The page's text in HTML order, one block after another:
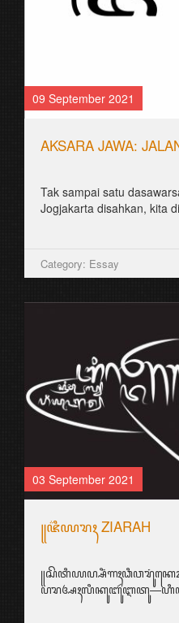
09 September 2021
AKSARA JAWA:
Tak sampai satu
Jogjakarta disahkan, kita
Category: Essay
03 September 2021
꧋ꦗ꦳ꦶꦪꦫꦃ ZIARAH